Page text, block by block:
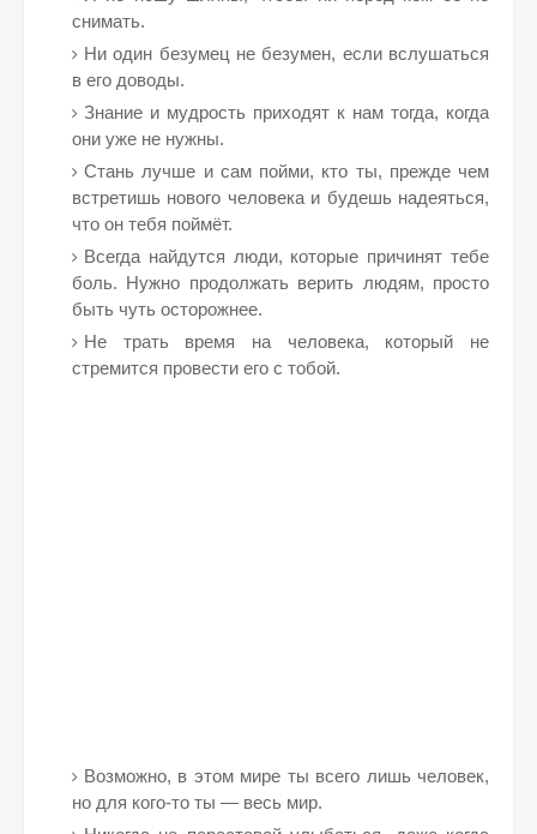
снимать.
Ни один безумец не безумен, если вслушаться
в его доводы.
Знание и мудрость приходят к нам тогда, когда
они уже не нужны.
Стань лучше и сам пойми, кто ты, прежде чем
встретишь нового человека и будешь надеяться,
что он тебя поймёт.
Всегда найдутся люди, которые причинят тебе
боль. Нужно продолжать верить людям, просто
быть чуть осторожнее.
Не трать время на человека, который не
стремится провести его с тобой.
Возможно, в этом мире ты всего лишь человек,
но для кого-то ты — весь мир.